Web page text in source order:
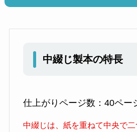
中綴じ製本の特長
仕上がりページ数：40ペー
中綴じは、紙を重ねて中央で